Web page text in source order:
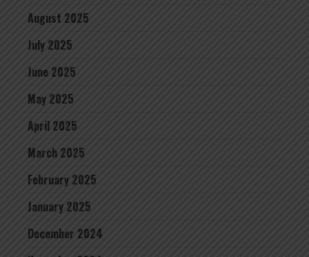
August 2025
July 2025
June 2025
May 2025
April 2025
March 2025
February 2025
January 2025
December 2024